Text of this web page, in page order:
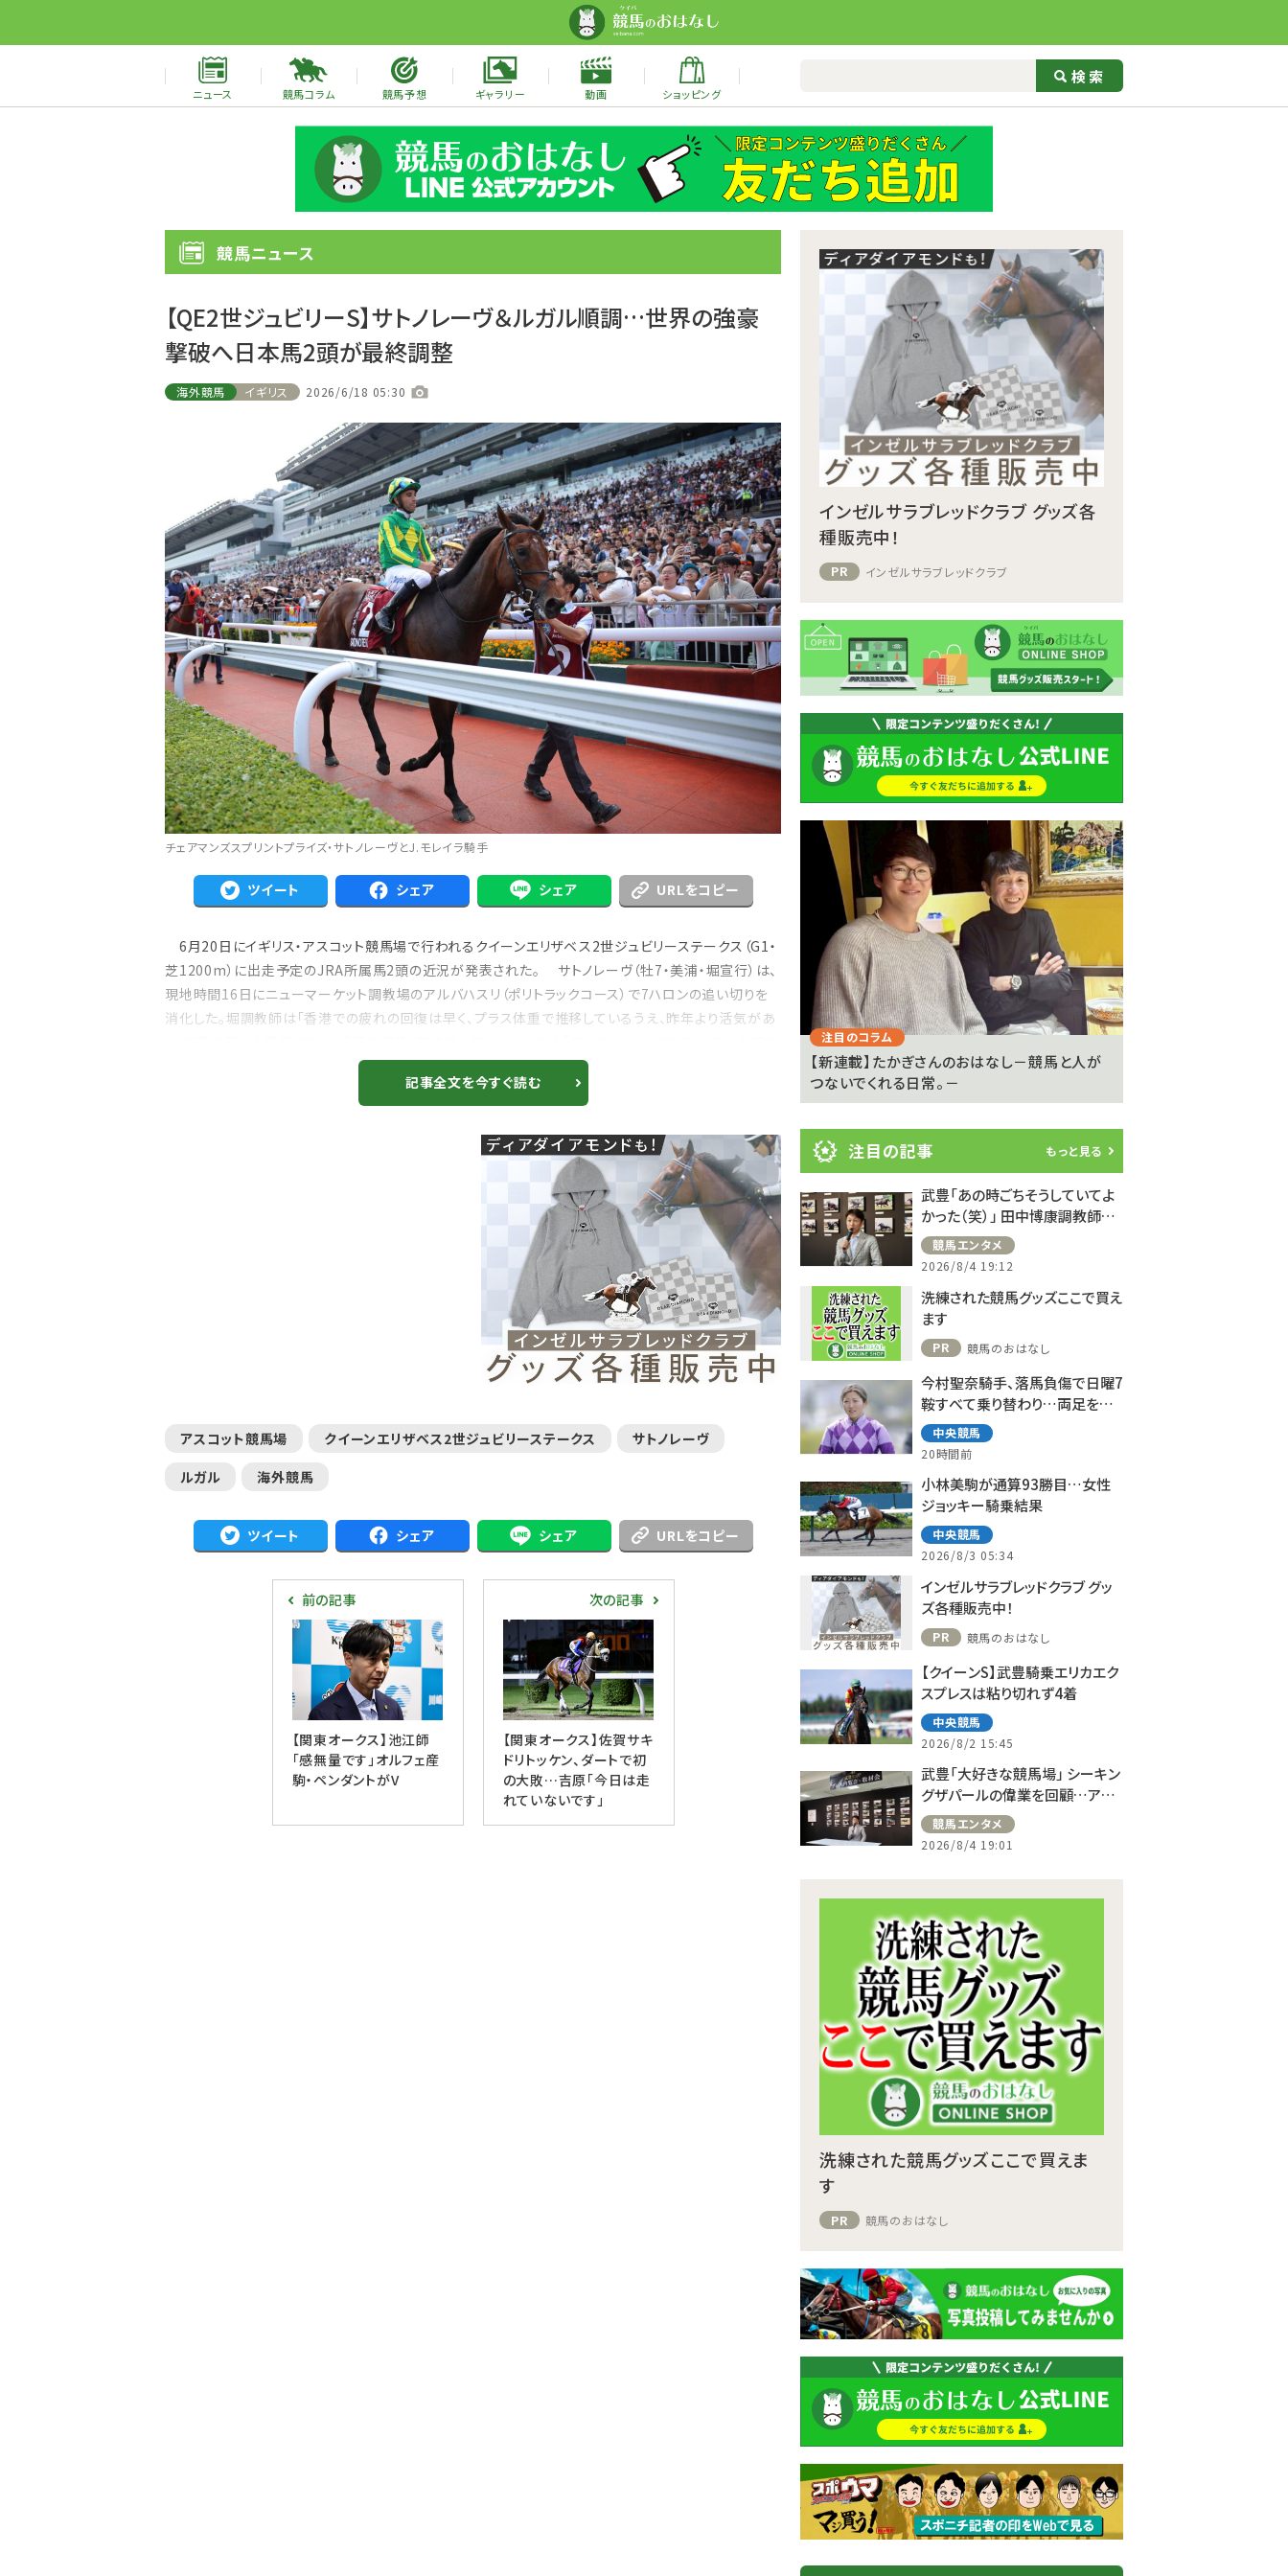
ニュース 競馬コラム 競馬予想 ギャラリー 動画 ショッピング
競馬ニュース
【QE2世ジュビリーS】サトノレーヴ＆ルガル順調…世界の強豪
撃破へ日本馬2頭が最終調整
海外競馬 イギリス 2026/6/18 05:30
チェアマンズスプリントプライズ・サトノレーヴとJ.モレイラ騎手
ツイート シェア シェア URLをコピー
6月20日にイギリス・アスコット競馬場で行われるクイーンエリザベス2世ジュビリーステークス（G1・
芝1200m）に出走予定のJRA所属馬2頭の近況が発表された。 サトノレーヴ（牡7・美浦・堀宣行）は、
現地時間16日にニューマーケット調教場のアルバハスリ（ポリトラックコース）で7ハロンの追い切りを
消化した。堀調教師は「香港での疲れの回復は早く、プラス体重で推移しているうえ、昨年より活気があ
記事全文を今すぐ読む
アスコット競馬場 クイーンエリザベス2世ジュビリーステークス
サトノレーヴ
ルガル
海外競馬
ツイート シェア シェア URLをコピー
前の記事
【関東オークス】池江師
「感無量です」オルフェ産
駒・ペンダントがV
次の記事
【関東オークス】佐賀サキ
ドリトッケン、ダートで初
の大敗…吉原「今日は走
れていないです」
インゼルサラブレッドクラブ グッズ各
種販売中！
PR インゼルサラブレッドクラブ
ー
ス
武豊デビュー40年特別展が札幌で開幕 京都
武豊「例年より差しが利いている」 札幌ダート
1700メートルの馬...
注目のコラム
【新連載】たかぎさんのおはなし－競馬と人が
つないでくれる日常。－
注目の記事 もっと見る
武豊「あの時ごちそうしていてよ
かった（笑）」 田中博康調教師と
のフランスでの思い出を語る
競馬エンタメ
2026/8/4 19:12
洗練された競馬グッズここで買え
ます
PR 競馬のおはなし
今村聖奈騎手、落馬負傷で日曜7
鞍すべて乗り替わり…両足を負
傷中央競馬
20時間前
小林美駒が通算93勝目…女性
ジョッキー騎乗結果
中央競馬
2026/8/3 05:34
インゼルサラブレッドクラブ グッ
ズ各種販売中！
PR 競馬のおはなし
【クイーンS】武豊騎乗エリカエク
スプレスは粘り切れず4着
中央競馬
2026/8/2 15:45
武豊「大好きな競馬場」 シーキン
グザパールの偉業を回顧…アス
コット、ドーヴィルへの思い語る
競馬エンタメ
2026/8/4 19:01
洗練された競馬グッズここで買えま
す
PR 競馬のおはなし